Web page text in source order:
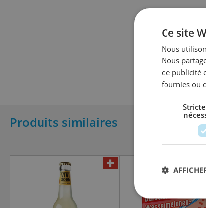
Produits similaires
Ce site
Nous
Nous
de publicité
fournies ou